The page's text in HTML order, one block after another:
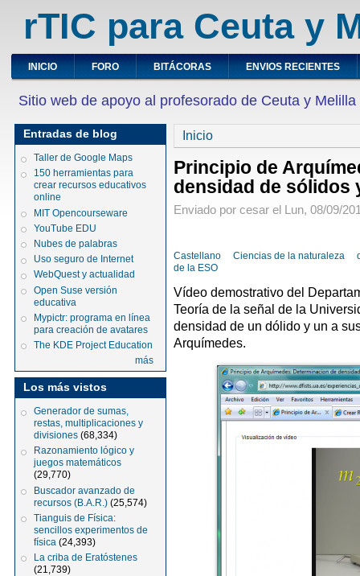
rTIC para Ceuta y
INICIO FORO BITÁCORAS ENVIOS RECIENTES
Sitio web de apoyo al profesorado de Ceuta y Melilla
Entradas de blog
Taller de Google Maps
150 herramientas para
crear recursos educativos
online
MIT Opencourseware
YouTube EDU
Nubes de palabras
Uso seguro de Internet
WebQuest y actualidad
Open Suse versión
educativa
Mypictr: programa en línea
para creación de avatares
The KDE Project Education
más
Los más vistos
Generador de sumas,
restas, multiplicaciones y
divisiones (68,334)
Razonamiento lógico y
juegos matemáticos
(29,770)
Buscador avanzado de
recursos (B.A.R.) (25,574)
Tianguis de Física:
sencillos experimentos de
física (24,393)
La criba de Eratóstenes
(21,739)
Inicio
Principio de
densidad de sólidos
Enviado por cesar el Lun, 08/09/
Castellano Ciencias de la naturaleza
de la ESO
Vídeo demostrativo del
Teoría de la señal de la
densidad de un dólido y un a
Arquímedes.